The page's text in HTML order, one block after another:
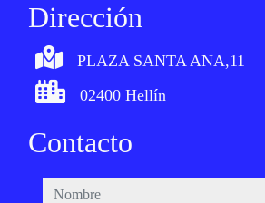
Dirección
PLAZA SANTA ANA,11
02400 Hellín
Contacto
nombre